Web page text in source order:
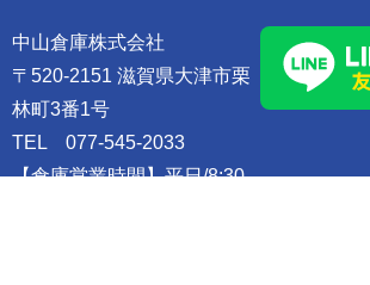
中山倉庫株式会社
〒520-2151 滋賀県大津市栗
林町3番1号
TEL 077-545-2033
【倉庫営業時間】平日/8:30